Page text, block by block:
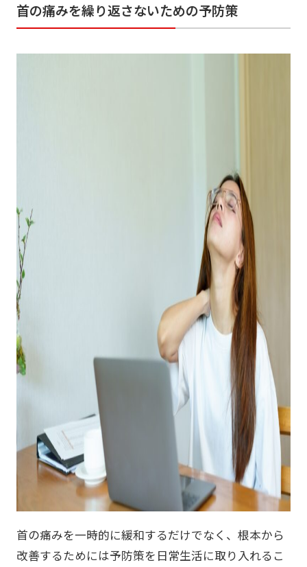
首の痛みを繰り返さないための予防策
首の痛みを一時的に緩和するだけでなく、根本から
改善するためには予防策を日常生活に取り入れるこ